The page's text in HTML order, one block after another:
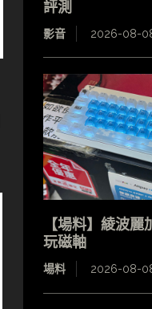
評測
影音 2026-08-
【場料】綾波
玩磁軸
場料 2026-08-